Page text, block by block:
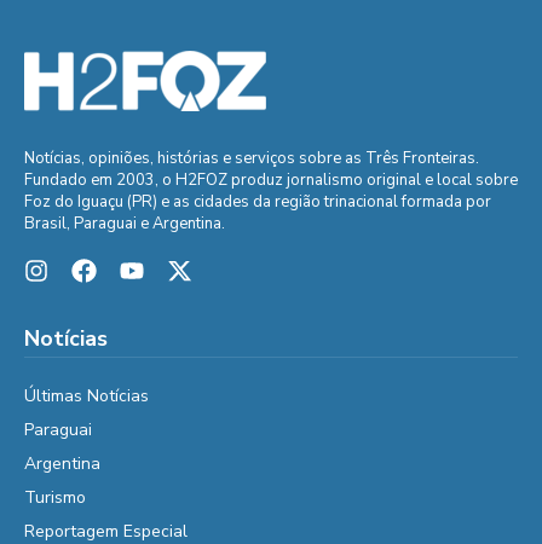
Notícias, opiniões, histórias e serviços sobre as Três Fronteiras.
Fundado em 2003, o H2FOZ produz jornalismo original e local sobre
Foz do Iguaçu (PR) e as cidades da região trinacional formada por
Brasil, Paraguai e Argentina.
Notícias
Últimas Notícias
Paraguai
Argentina
Turismo
Reportagem Especial